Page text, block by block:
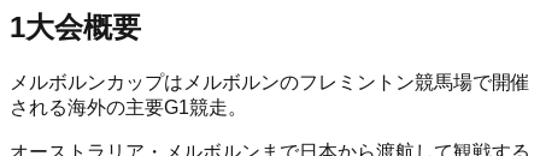
1大会概要
メルボルンカップはメルボルンのフレミントン競馬場で開催
される海外の主要G1競走。
オーストラリア ・ メルボルン まで日本から渡航して観戦する